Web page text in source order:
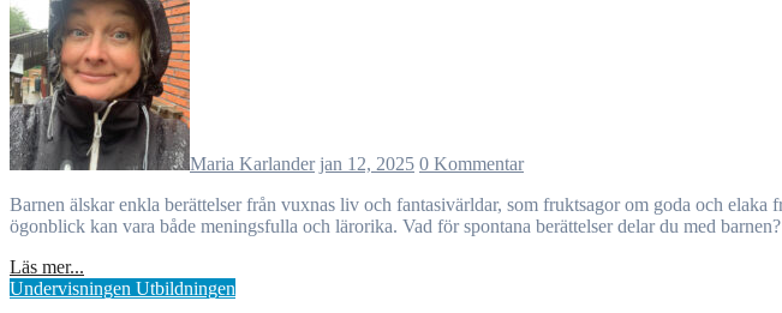
Maria Karlander jan 12, 2025 0 Kommentar
Barnen älskar enkla berättelser från vuxnas liv och fantasivärldar, som fruktsagor om goda och elaka frukter. Dessa stunder erbjuder lärande i språk, natur och samhällskunskap, och bekräftar att små, kreativa
ögonblick kan vara både meningsfulla och lärorika. Vad för spontana berättelser delar du med barnen?
Läs mer...
Undervisningen Utbildningen